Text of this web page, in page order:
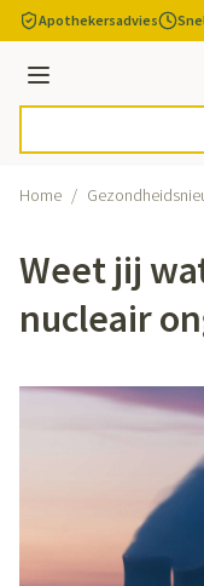
Ga naar de inhoud
Apothekersadvies
Menu
Home /
Weet jij
nucleair